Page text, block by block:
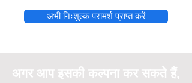
अभी निःशुल्क परामर्श प्राप्त करें
अगर आप इसकी कल्पना कर सकते हैं,